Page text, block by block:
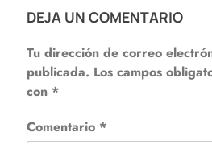
DEJA UN COMENTARIO
Tu dirección de correo
publicada. Los campos
con *
Comentario *